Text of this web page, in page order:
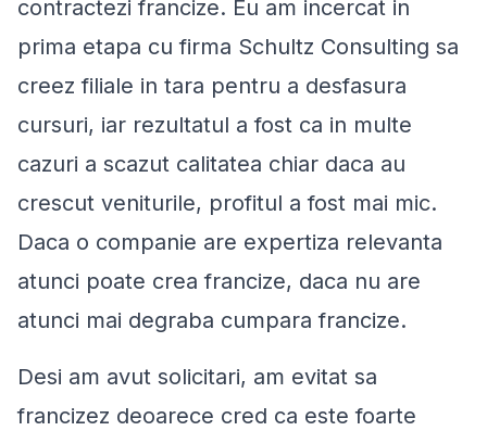
contractezi francize. Eu am incercat in
prima etapa cu firma Schultz Consulting sa
creez filiale in tara pentru a desfasura
cursuri, iar rezultatul a fost ca in multe
cazuri a scazut calitatea chiar daca au
crescut veniturile, profitul a fost mai mic.
Daca o companie are expertiza relevanta
atunci poate crea francize, daca nu are
atunci mai degraba cumpara francize.
Desi am avut solicitari, am evitat sa
francizez deoarece cred ca este foarte